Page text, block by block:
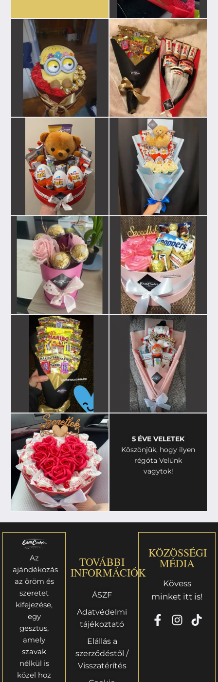
5 ÉVE VELETEK
Köszönjük, hogy ilyen
régóta Velünk
vagytok!
Az
ajándékozás
az öröm és
szeretet
kifejezése,
egy
gesztus,
amely
szavak
nélkül is
közel hoz
TOVÁBBI
INFORMÁCIÓK
ÁSZF
Adatvédelmi
tájékoztató
Elállás a
szerződéstől /
Visszatérítés
KÖZÖSSÉGI
MÉDIA
Kövess
minket itt is!